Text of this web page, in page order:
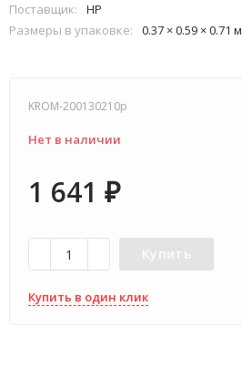
Поставщик:
HP
Размеры в упаковке:
0.37 × 0.59 × 0.71 м
KROM-200130210p
Нет в наличии
1 641 ₽
Купить
Купить в один клик